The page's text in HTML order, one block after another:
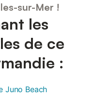
sur-Mer !
les
de ce
:
Juno Beach